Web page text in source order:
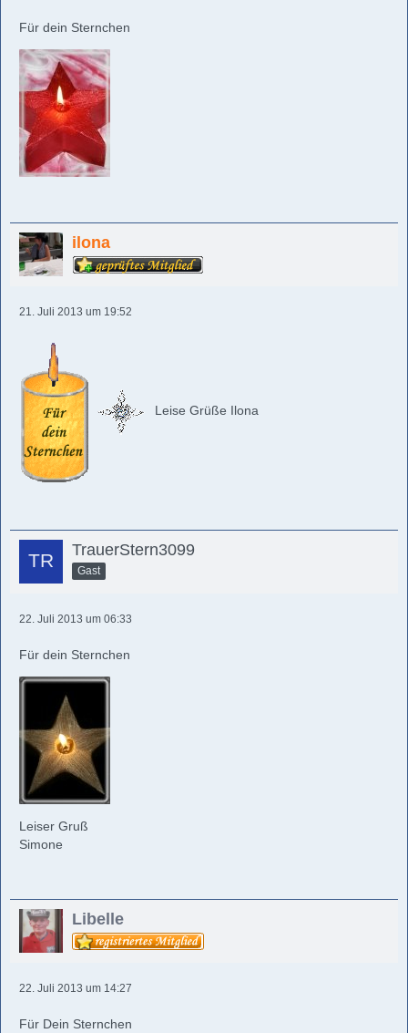
Für dein Sternchen
ilona
21. Juli 2013 um 19:52
Leise Grüße Ilona
TrauerStern3099
Gast
22. Juli 2013 um 06:33
Für dein Sternchen
Leiser Gruß
Simone
Libelle
22. Juli 2013 um 14:27
Für Dein Sternchen